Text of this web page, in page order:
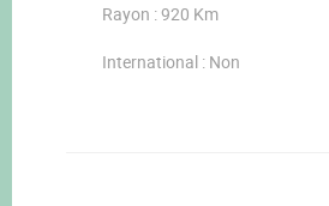
Rayon : 920 Km
International : Non